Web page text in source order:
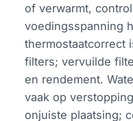
of verwarmt,
voedingsspanning
thermostaatcorrect
filters; vervuilde
en rendement.
vaak op
onjuiste plaatsing;